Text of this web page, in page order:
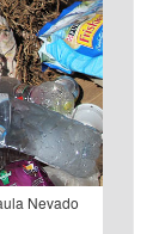
Nevado